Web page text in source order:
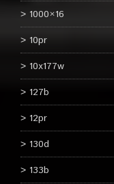
1000×16
10pr
10x177w
127b
12pr
130d
133b